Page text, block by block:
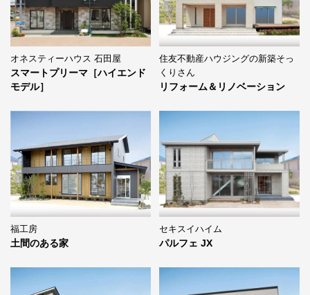
オネスティーハウス 石田屋
スマートプリーマ［ハイエンド
モデル］
住友不動産ハウジングの新築そっ
くりさん
リフォーム＆リノベーション
福工房
土間のある家
セキスイハイム
パルフェ JX